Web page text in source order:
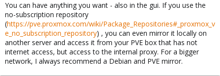
You can have anything you want - also in the gui. If you use the
no-subscription repository
(https://pve.proxmox.com/wiki/Package_Repositories#_proxmox_v
e_no_subscription_repository) , you can even mirror it locally on
another server and access it from your PVE box that has not
internet access, but access to the internal proxy. For a bigger
network, I always recommend a Debian and PVE mirror.